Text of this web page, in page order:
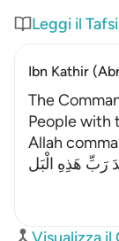
Leggi il
Ibn Kathir
The
People with
Allah
رَبِّ هَذِهِ الْبَل